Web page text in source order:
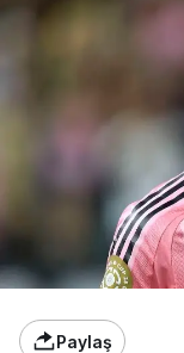
Paylaş